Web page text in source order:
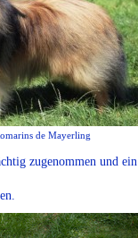
de Mayerling
zugenommen und ein